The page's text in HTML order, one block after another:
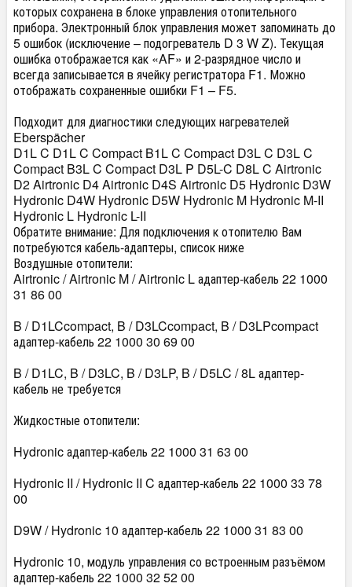
которых сохранена в блоке управления отопительного
прибора. Электронный блок управления может запоминать до
5 ошибок (исключение – подогреватель D 3 W Z). Текущая
ошибка отображается как «AF» и 2-разрядное число и
всегда записывается в ячейку регистратора F1. Можно
отображать сохраненные ошибки F1 – F5.
Подходит для диагностики следующих нагревателей
Eberspächer
D1L C D1L C Compact B1L C Compact D3L C D3L C
Compact B3L C Compact D3L P D5L-C D8L C Airtronic
D2 Airtronic D4 Airtronic D4S Airtronic D5 Hydronic D3W
Hydronic D4W Hydronic D5W Hydronic M Hydronic M-II
Hydronic L Hydronic L-II
Обратите внимание: Для подключения к отопителю Вам
потребуются кабель-адаптеры, список ниже
Воздушные отопители:
Airtronic / Airtronic M / Airtronic L адаптер-кабель 22 1000
31 86 00
B / D1LCcompact, B / D3LCcompact, B / D3LPcompact
адаптер-кабель 22 1000 30 69 00
B / D1LC, B / D3LC, B / D3LP, B / D5LC / 8L адаптер-
кабель не требуется
Жидкостные отопители:
Hydronic адаптер-кабель 22 1000 31 63 00
Hydronic II / Hydronic II C адаптер-кабель 22 1000 33 78
00
D9W / Hydronic 10 адаптер-кабель 22 1000 31 83 00
Hydronic 10, модуль управления со встроенным разъёмом
адаптер-кабель 22 1000 32 52 00